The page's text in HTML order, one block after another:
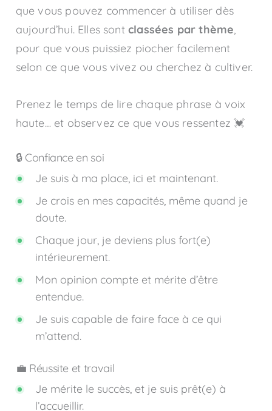
que vous pouvez commencer à utiliser dès
aujourd’hui. Elles sontclassées par thème,
pour que vous puissiez piocher facilement
selon ce que vous vivez ou cherchez à cultiver.
Prenez le temps de lire chaque phrase à voix
haute… et observez ce que vous ressentez 💓
🔒 Confiance en soi
Je suis à ma place, ici et maintenant.
Je crois en mes capacités, même quand je
doute.
Chaque jour, je deviens plus fort(e)
intérieurement.
Mon opinion compte et mérite d’être
entendue.
Je suis capable de faire face à ce qui
m’attend.
💼 Réussite et travail
Je mérite le succès, et je suis prêt(e) à
l’accueillir.